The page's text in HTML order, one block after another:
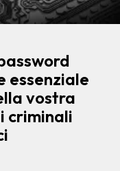
essenziale
vostra
criminali